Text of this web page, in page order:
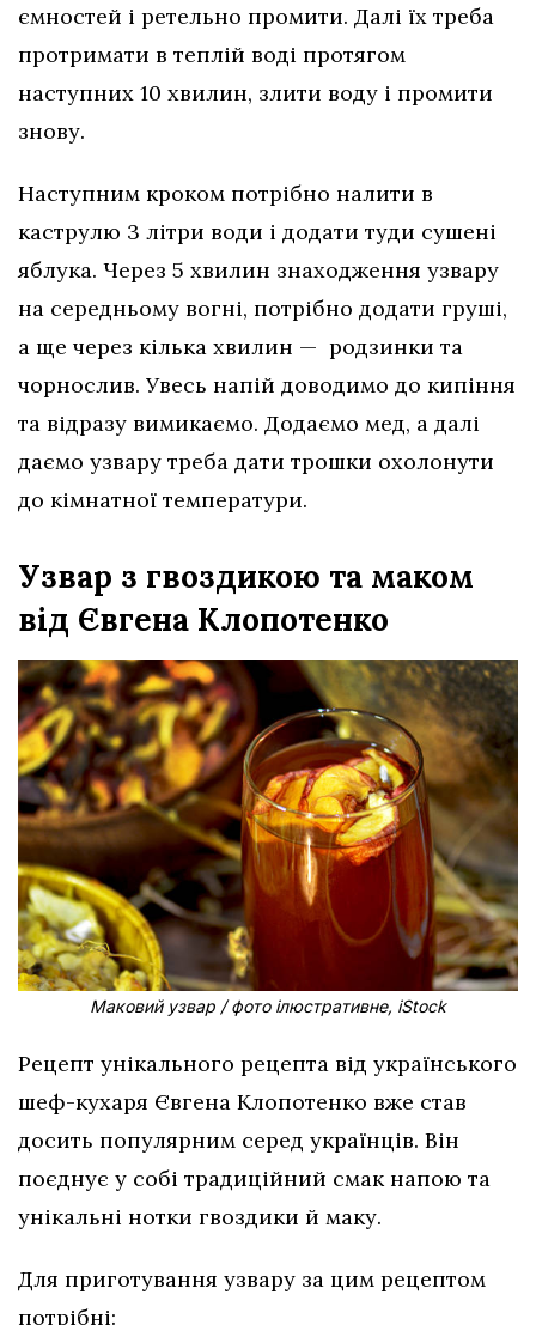
ємностей і ретельно промити. Далі їх треба
протримати в теплій воді протягом
наступних 10 хвилин, злити воду і промити
знову.
Наступним кроком потрібно налити в
каструлю 3 літри води і додати туди сушені
яблука. Через 5 хвилин знаходження узвару
на середньому вогні, потрібно додати груші,
а ще через кілька хвилин — родзинки та
чорнослив. Увесь напій доводимо до кипіння
та відразу вимикаємо. Додаємо мед, а далі
даємо узвару треба дати трошки охолонути
до кімнатної температури.
Узвар з гвоздикою та маком
від Євгена Клопотенко
Маковий узвар / фото ілюстративне, iStock
Рецепт унікального рецепта від українського
шеф-кухаря Євгена Клопотенко вже став
досить популярним серед українців. Він
поєднує у собі традиційний смак напою та
унікальні нотки гвоздики й маку.
Для приготування узвару за цим рецептом
потрібні: